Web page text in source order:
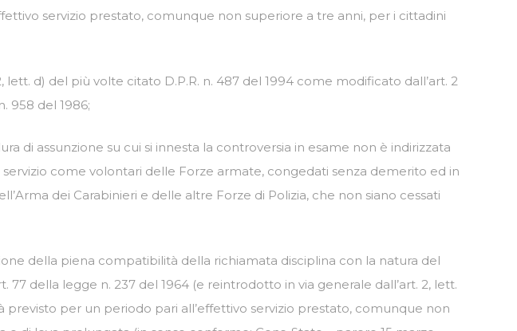
servizio prestato, comunque non superiore a tre anni, per i cittadini
d) del più volte citato D.P.R. n. 487 del 1994 come modificato dall’art. 2
958 del 1986;
di assunzione su cui si innesta la controversia in esame non è indirizzata
come volontari delle Forze armate, congedati senza demerito ed in
dei Carabinieri e delle altre Forze di Polizia, che non siano cessati
della piena compatibilità della richiamata disciplina con la natura del
della legge n. 237 del 1964 (e reintrodotto in via generale dall’art. 2, lett.
previsto per un periodo pari all’effettivo servizio prestato, comunque non